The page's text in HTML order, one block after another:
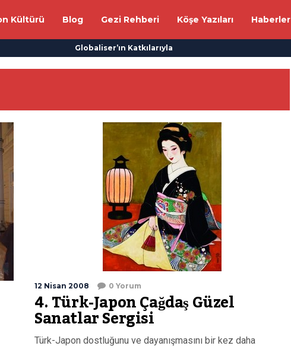
Kültürü Blog Gezi Rehberi Köşe Yazıları Haberler
Globaliser’ın Katkılarıyla
12 Nisan 2008 0 Yorum
4. Türk-Japon Çağdaş Güzel
Sanatlar Sergisi
Türk-Japon dostluğunu ve dayanışmasını bir kez daha